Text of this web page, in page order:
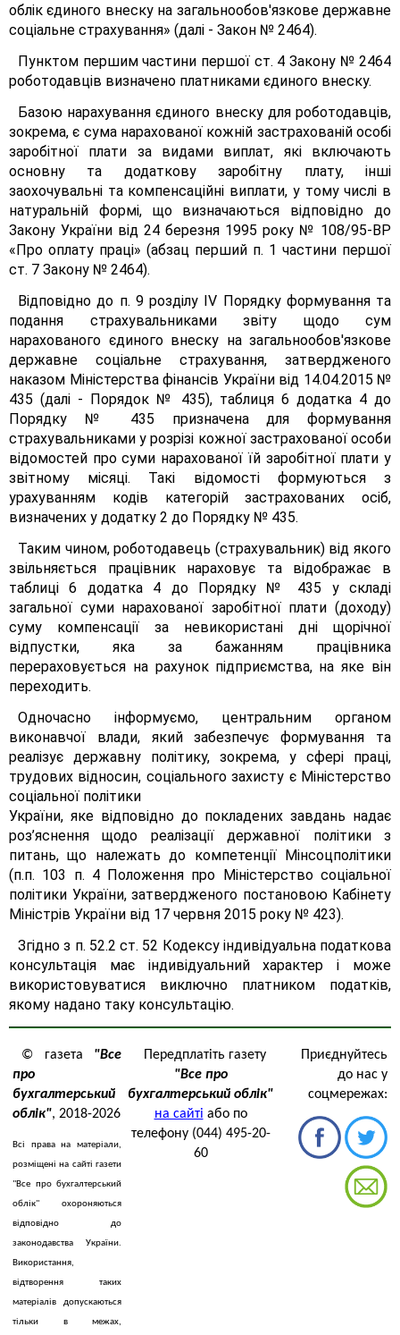
облік єдиного внеску на загальнообов'язкове державне
соціальне страхування» (далі - Закон № 2464).
Пунктом першим частини першої ст. 4 Закону № 2464
роботодавців визначено платниками єдиного внеску.
Базою нарахування єдиного внеску для роботодавців,
зокрема, є сума нарахованої кожній застрахованій особі
заробітної плати за видами виплат, які включають
основну та додаткову заробітну плату, інші
заохочувальні та компенсаційні виплати, у тому числі в
натуральній формі, що визначаються відповідно до
Закону України від 24 березня 1995 року № 108/95-ВР
«Про оплату праці» (абзац перший п. 1 частини першої
ст. 7 Закону № 2464).
Відповідно до п. 9 розділу IV Порядку формування та
подання страхувальниками звіту щодо сум
нарахованого єдиного внеску на загальнообов'язкове
державне соціальне страхування, затвердженого
наказом Міністерства фінансів України від 14.04.2015 №
435 (далі - Порядок № 435), таблиця 6 додатка 4 до
Порядку № 435 призначена для формування
страхувальниками у розрізі кожної застрахованої особи
відомостей про суми нарахованої їй заробітної плати у
звітному місяці. Такі відомості формуються з
урахуванням кодів категорій застрахованих осіб,
визначених у додатку 2 до Порядку № 435.
Таким чином, роботодавець (страхувальник) від якого
звільняється працівник нараховує та відображає в
таблиці 6 додатка 4 до Порядку № 435 у складі
загальної суми нарахованої заробітної плати (доходу)
суму компенсації за невикористані дні щорічної
відпустки, яка за бажанням працівника
перераховується на рахунок підприємства, на яке він
переходить.
Одночасно інформуємо, центральним органом
виконавчої влади, який забезпечує формування та
реалізує державну політику, зокрема, у сфері праці,
трудових відносин, соціального захисту є Міністерство
соціальної політики
України, яке відповідно до покладених завдань надає
роз’яснення щодо реалізації державної політики з
питань, що належать до компетенції Мінсоцполітики
(п.п. 103 п. 4 Положення про Міністерство соціальної
політики України, затвердженого постановою Кабінету
Міністрів України від 17 червня 2015 року № 423).
Згідно з п. 52.2 ст. 52 Кодексу індивідуальна податкова
консультація має індивідуальний характер і може
використовуватися виключно платником податків,
якому надано таку консультацію.
© газета "Все
про
бухгалтерський
облік", 2018-2026
Всі права на матеріали,
розміщені на сайті газети
"Все про бухгалтерський
облік" охороняються
відповідно до
законодавства України.
Використання,
відтворення таких
матеріалів допускаються
тільки в межах,
Передплатіть газету
"Все про
бухгалтерський облік"
на сайті або по
телефону (044) 495-20-
60
Приєднуйтесь
до нас у
соцмережах: